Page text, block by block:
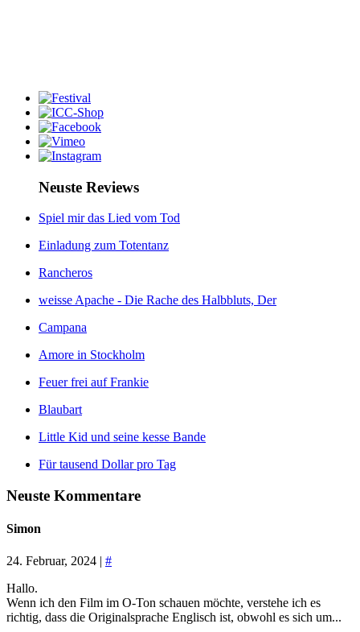
Neuste Reviews
Spiel mir das Lied vom Tod
Einladung zum Totentanz
Rancheros
weisse Apache - Die Rache des Halbbluts, Der
Campana
Amore in Stockholm
Feuer frei auf Frankie
Blaubart
Little Kid und seine kesse Bande
Für tausend Dollar pro Tag
Neuste Kommentare
Simon
24. Februar, 2024 | #
Hallo.
Wenn ich den Film im O-Ton schauen möchte, verstehe ich es
richtig, dass die Originalsprache Englisch ist, obwohl es sich um...